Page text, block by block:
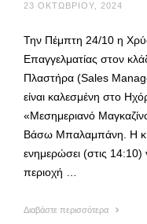
23 ΟΚΤΩΒΡΊΟΥ, 2024
Την Πέμπτη 24/10 η
Επαγγελματίας στον
Πλαστήρα (Sales
είναι καλεσμένη στο
«Μεσημεριανό
Βάσω Μπαλαμπάνη. Η
ενημερώσει (στις
περιοχή …
Διαβάστε περισσότερα